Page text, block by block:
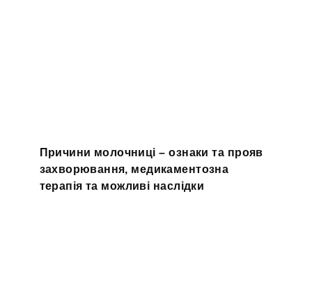
Причини молочниці – ознаки та прояв
захворювання, медикаментозна
терапія та можливі наслідки